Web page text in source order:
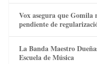
Vox asegura que
pendiente de
La Banda Maestro
Escuela de Música